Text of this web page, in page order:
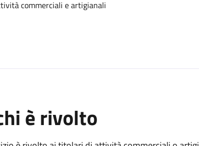
commerciali e artigianali
è rivolto